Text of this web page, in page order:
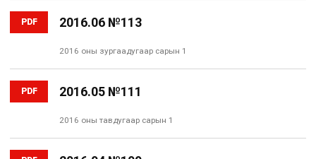
PDF 2016.06 №113
2016 оны зургаадугаар сарын 1
PDF 2016.05 №111
2016 оны тавдугаар сарын 1